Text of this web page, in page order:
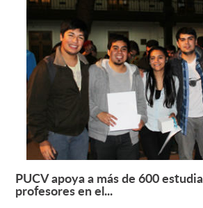
PUCV apoya a más de 600
profesores en el...